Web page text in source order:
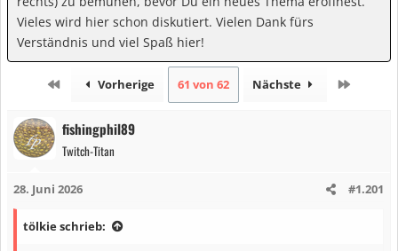
Vieles wird hier schon diskutiert. Vielen Dank fürs
Verständnis und viel Spaß hier!
Erste Vorherige 61 von 62 Nächste
fishingphil89
Twitch-Titan
28. Juni 2026 #1.201
tölkie schrieb: